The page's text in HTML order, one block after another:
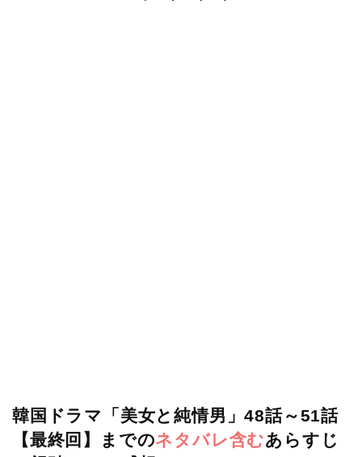
韓国ドラマ「美女と純情男」48話～51話
【最終回】までのネタバレ含むあらすじ